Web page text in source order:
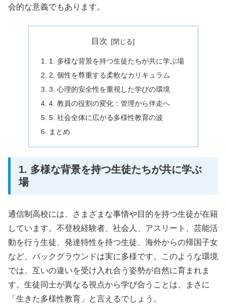
会的な意義でもあります。
目次
1. 多様な背景を持つ生徒たちが共に学ぶ場
2. 個性を尊重する柔軟なカリキュラム
3. 心理的安全性を重視した学びの環境
4. 教員の役割の変化：管理から伴走へ
5. 社会全体に広がる多様性教育の波
まとめ
1. 多様な背景を持つ生徒たちが共に学ぶ
場
通信制高校には、さまざまな事情や目的を持つ生徒が在籍
しています。不登校経験者、社会人、アスリート、芸能活
動を行う生徒、発達特性を持つ生徒、海外からの帰国子女
など、バックグラウンドは実に多様です。このような環境
では、互いの違いを受け入れ合う姿勢が自然に育まれま
す。生徒同士が異なる視点から学び合うことは、まさに
「生きた多様性教育」と言えるでしょう。